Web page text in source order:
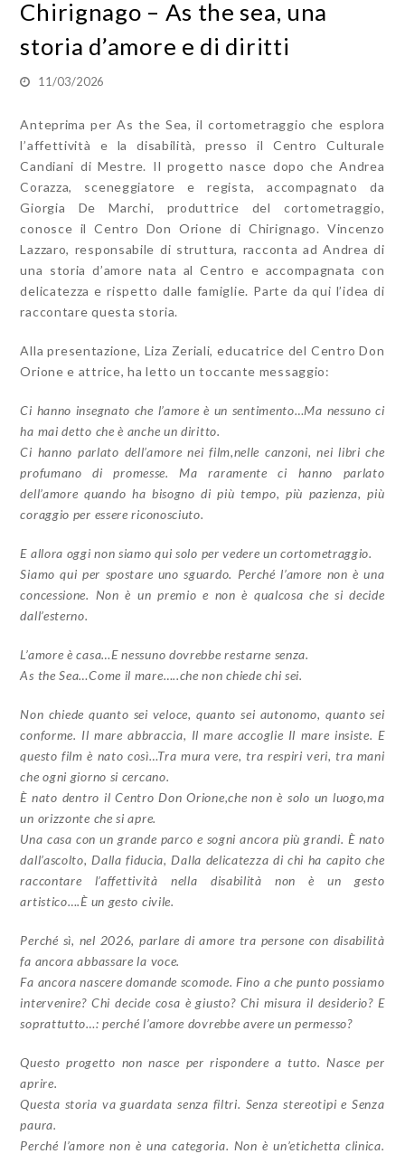
Chirignago – As the sea, una
storia d’amore e di diritti
11/03/2026
Anteprima per As the Sea, il cortometraggio che esplora
l’affettività e la disabilità, presso il Centro Culturale
Candiani di Mestre. Il progetto nasce dopo che Andrea
Corazza, sceneggiatore e regista, accompagnato da
Giorgia De Marchi, produttrice del cortometraggio,
conosce il Centro Don Orione di Chirignago. Vincenzo
Lazzaro, responsabile di struttura, racconta ad Andrea di
una storia d’amore nata al Centro e accompagnata con
delicatezza e rispetto dalle famiglie. Parte da qui l’idea di
raccontare questa storia.
Alla presentazione, Liza Zeriali, educatrice del Centro Don
Orione e attrice, ha letto un toccante messaggio:
Ci hanno insegnato che l’amore è un sentimento…Ma nessuno ci
ha mai detto che è anche un diritto.
Ci hanno parlato dell’amore nei film,nelle canzoni, nei libri che
profumano di promesse. Ma raramente ci hanno parlato
dell’amore quando ha bisogno di più tempo, più pazienza, più
coraggio per essere riconosciuto.
E allora oggi non siamo qui solo per vedere un cortometraggio.
Siamo qui per spostare uno sguardo. Perché l’amore non è una
concessione. Non è un premio e non è qualcosa che si decide
dall’esterno.
L’amore è casa…E nessuno dovrebbe restarne senza.
As the Sea…Come il mare…..che non chiede chi sei.
Non chiede quanto sei veloce, quanto sei autonomo, quanto sei
conforme. Il mare abbraccia, Il mare accoglie Il mare insiste. E
questo film è nato così…Tra mura vere, tra respiri veri, tra mani
che ogni giorno si cercano.
È nato dentro il Centro Don Orione,che non è solo un luogo,ma
un orizzonte che si apre.
Una casa con un grande parco e sogni ancora più grandi. È nato
dall’ascolto, Dalla fiducia, Dalla delicatezza di chi ha capito che
raccontare l’affettività nella disabilità non è un gesto
artistico….È un gesto civile.
Perché sì, nel 2026, parlare di amore tra persone con disabilità
fa ancora abbassare la voce.
Fa ancora nascere domande scomode. Fino a che punto possiamo
intervenire? Chi decide cosa è giusto? Chi misura il desiderio? E
soprattutto…: perché l’amore dovrebbe avere un permesso?
Questo progetto non nasce per rispondere a tutto. Nasce per
aprire.
Questa storia va guardata senza filtri. Senza stereotipi e Senza
paura.
Perché l’amore non è una categoria. Non è un’etichetta clinica.